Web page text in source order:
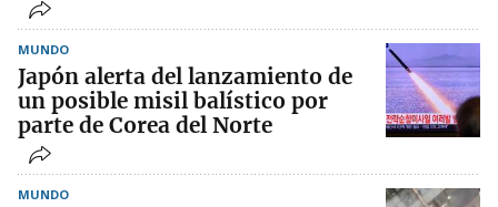
MUNDO
Japón alerta del lanzamiento de
un posible misil balístico por
parte de Corea del Norte
MUNDO